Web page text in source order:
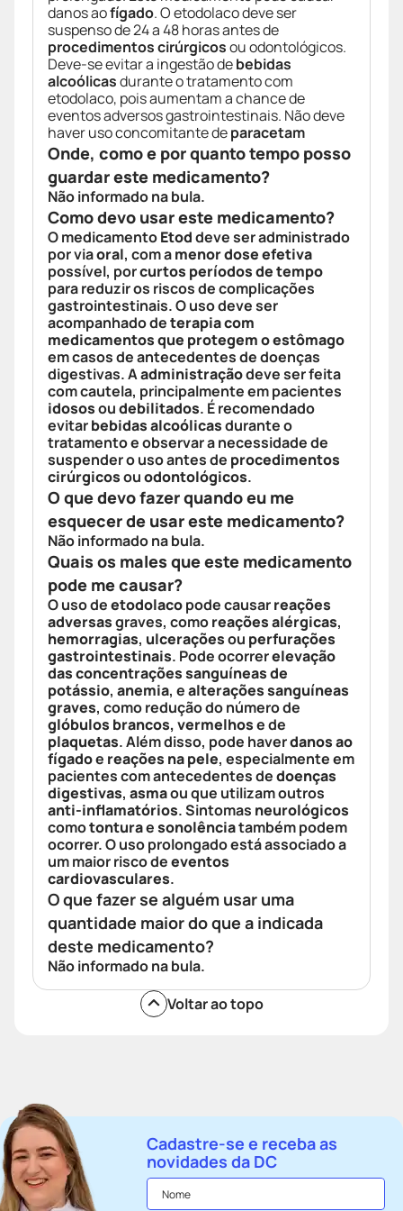
danos aofígado. O etodolaco deve ser
suspenso de 24 a 48 horas antes de
procedimentos cirúrgicosou odontológicos.
Deve-se evitar a ingestão debebidas
alcoólicasdurante o tratamento com
etodolaco, pois aumentam a chance de
eventos adversos gastrointestinais. Não deve
haver uso concomitante deparacetam
Onde, como e por quanto tempo posso
guardar este medicamento?
Não informado na bula.
Como devo usar este medicamento?
O medicamentoEtoddeve ser administrado
por viaoral, com amenor dose efetiva
possível, porcurtos períodos de tempo
para reduzir os riscos de complicações
gastrointestinais. O uso deve ser
acompanhado deterapia com
medicamentos que protegem o estômago
em casos de antecedentes de doenças
digestivas. Aadministraçãodeve ser feita
com cautela, principalmente em pacientes
idososoudebilitados. É recomendado
evitarbebidas alcoólicasdurante o
tratamento e observar a necessidade de
suspender o uso antes de procedimentos
cirúrgicosouodontológicos.
O que devo fazer quando eu me
esquecer de usar este medicamento?
Não informado na bula.
Quais os males que este medicamento
pode me causar?
O uso deetodolacopode causarreações
adversasgraves, comoreações alérgicas,
hemorragias, ulceraçõesou perfurações
gastrointestinais. Pode ocorrerelevação
das concentrações sanguíneas de
potássio, anemia, ealterações sanguíneas
graves, como redução do número de
glóbulos brancos, vermelhose de
plaquetas. Além disso, pode haverdanos ao
fígadoe reações na pele, especialmente em
pacientes com antecedentes dedoenças
digestivas, asmaou que utilizam outros
anti-inflamatórios. Sintomas neurológicos
comotonturaesonolênciatambém podem
ocorrer. O uso prolongado está associado a
um maior risco deeventos
cardiovasculares.
O que fazer se alguém usar uma
quantidade maior do que a indicada
deste medicamento?
Não informado na bula.
Voltar ao topo
Cadastre-se e receba as
novidades da DC